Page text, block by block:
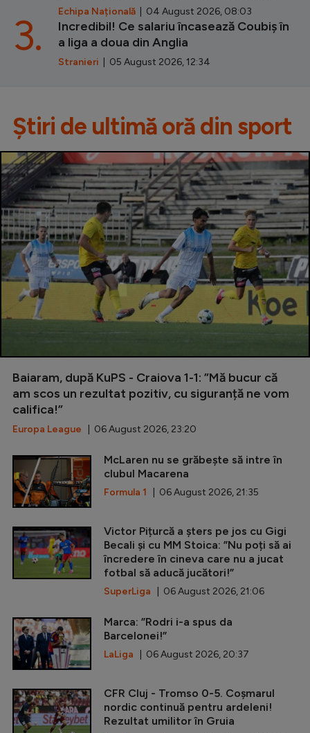
Echipa Națională | 04 August 2026, 08:03
Incredibil! Ce salariu încasează Coubiș în
a liga a doua din Anglia
Stranieri | 05 August 2026, 12:34
3.
Știri de ultimă oră din sport
Baiaram, după KuPS - Craiova 1-1: ”Mă bucur că
am scos un rezultat pozitiv, cu siguranță ne vom
califica!”
Europa League | 06 August 2026, 23:20
McLaren nu se grăbește să intre în
clubul Macarena
Formula 1 | 06 August 2026, 21:35
Victor Pițurcă a șters pe jos cu Gigi
Becali și cu MM Stoica: ”Nu poți să ai
încredere în cineva care nu a jucat
fotbal să aducă jucători!”
SuperLiga | 06 August 2026, 21:06
Marca: ”Rodri i-a spus da
Barcelonei!”
LaLiga | 06 August 2026, 20:37
CFR Cluj - Tromso 0-5. Coșmarul
nordic continuă pentru ardeleni!
Rezultat umilitor în Gruia